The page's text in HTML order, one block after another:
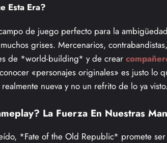
Esta Era?
de juego perfecto para la
grises. Mercenarios,
de *world-building* y de crear
«personajes originales» es justo lo
nueva y no un refrito de lo ya visto.
La Fuerza En Nuestras
*Fate of the Old Republic* promete